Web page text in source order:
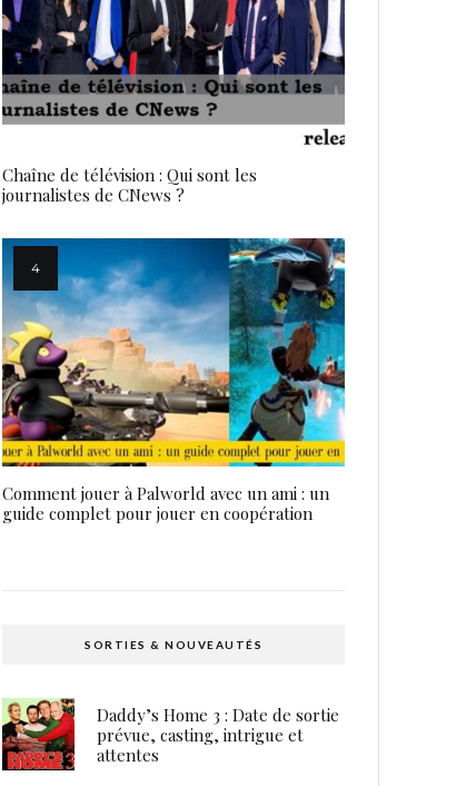
Chaîne de télévision : Qui sont les
journalistes de CNews ?
Comment jouer à Palworld avec un ami : un
guide complet pour jouer en coopération
SORTIES & NOUVEAUTÉS
Daddy’s Home 3 : Date de sortie
prévue, casting, intrigue et
attentes